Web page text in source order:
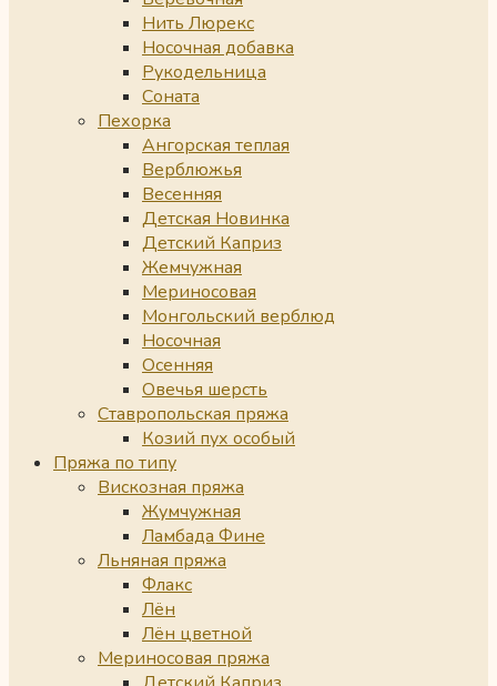
Нить Люрекс
Носочная добавка
Рукодельница
Соната
Пехорка
Ангорская теплая
Верблюжья
Весенняя
Детская Новинка
Детский Каприз
Жемчужная
Мериносовая
Монгольский верблюд
Носочная
Осенняя
Овечья шерсть
Ставропольская пряжа
Козий пух особый
Пряжа по типу
Вискозная пряжа
Жумчужная
Ламбада Фине
Льняная пряжа
Флакс
Лён
Лён цветной
Мериносовая пряжа